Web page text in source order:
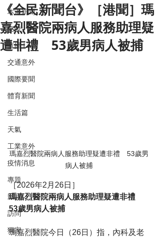
本港新聞
突發
直播 Live
交通意外
國際要聞
體育新聞
生活篇
天氣
工業意外
疫情消息
專題
影片
訪問
獨家
《全民新聞台》［港聞］瑪
嘉烈醫院兩病人服務助理疑
遭非禮 53歲男病人被捕
瑪嘉烈醫院兩病人服務助理疑遭非禮　53歲男
病人被捕
［2026年2月26日］
瑪嘉烈醫院兩病人服務助理疑遭非禮
53歲男病人被捕
瑪嘉烈醫院今日（26日）指，內科及老